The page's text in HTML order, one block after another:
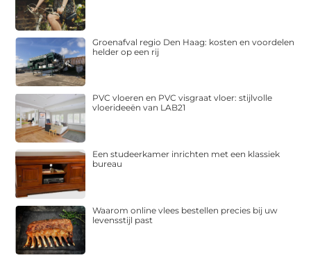
Groenafval regio Den Haag: kosten en voordelen
helder op een rij
PVC vloeren en PVC visgraat vloer: stijlvolle
vloerideeën van LAB21
Een studeerkamer inrichten met een klassiek
bureau
Waarom online vlees bestellen precies bij uw
levensstijl past